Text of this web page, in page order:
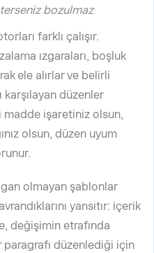
bozulmaz
farklı çalışır.
ızgaraları, boşluk
ele alırlar ve belirli
karşılayan düzenler
işaretiniz olsun,
olsun, düzen uyum
olmayan şablonlar
yansıtır: içerik
değişimin etrafında
paragrafı düzenlediği için